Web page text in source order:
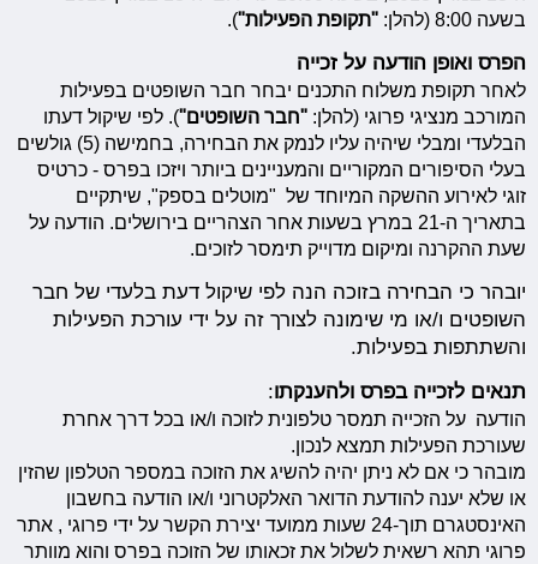
בשעה 8:00 (להלן:
"תקופת הפעילות").
הפרס ואופן הודעה על זכייה
לאחר תקופת משלוח התכנים יבחר חבר השופטים בפעילות
המורכב מנציגי פרוגי (להלן:"חבר השופטים"). לפי שיקול דעתו
הבלעדי ומבלי שיהיה עליו לנמק את הבחירה, בחמישה (5) גולשים
בעלי הסיפורים המקוריים והמעניינים ביותר ויזכו בפרס - כרטיס
זוגי לאירוע ההשקה המיוחד של "מוטלים בספק", שיתקיים
בתאריך ה-21 במרץ בשעות אחר הצהריים בירושלים. הודעה על
שעת ההקרנה ומיקום מדוייק תימסר לזוכים.
יובהר כי הבחירה בזוכה הנה לפי שיקול דעת בלעדי של חבר
השופטים ו/או מי שימונה לצורך זה על ידי עורכת הפעילות
והשתתפות בפעילות.
תנאים לזכייה בפרס ולהענקתו:
הודעה על הזכייה תמסר טלפונית לזוכה ו/או בכל דרך אחרת
שעורכת הפעילות תמצא לנכון.
מובהר כי אם לא ניתן יהיה להשיג את הזוכה במספר הטלפון שהזין
או שלא יענה להודעת הדואר האלקטרוני ו/או הודעה בחשבון
האינסטגרם תוך-24 שעות ממועד יצירת הקשר על ידי פרוגי , אתר
פרוגי תהא רשאית לשלול את זכאותו של הזוכה בפרס והוא מוותר